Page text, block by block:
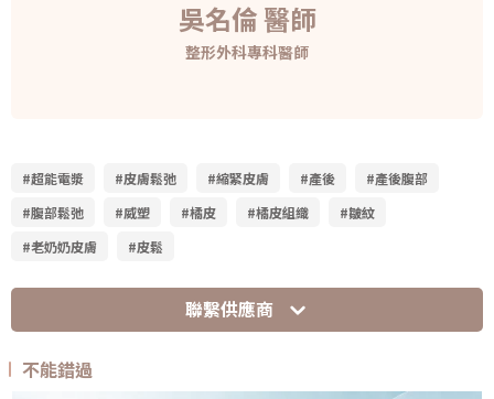
吳名倫 醫師
整形外科專科醫師
#超能電漿 #皮膚鬆弛 #縮緊皮膚 #產後
#產後腹部
#腹部鬆弛
#威塑 #橘皮 #橘皮組織
#皺紋
#老奶奶皮膚
#皮鬆
聯繫供應商
不能錯過